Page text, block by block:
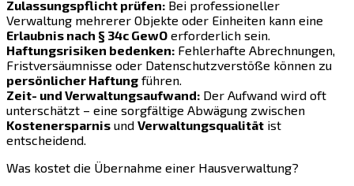
Zulassungspflicht prüfen: Bei professioneller
Verwaltung mehrerer Objekte oder Einheiten kann eine
Erlaubnis nach § 34c GewO erforderlich sein.
Haftungsrisiken bedenken: Fehlerhafte Abrechnungen,
Fristversäumnisse oder Datenschutzverstöße können zu
persönlicher Haftung führen.
Zeit- und Verwaltungsaufwand: Der Aufwand wird oft
unterschätzt – eine sorgfältige Abwägung zwischen
Kostenersparnis und Verwaltungsqualität ist
entscheidend.
Was kostet die Übernahme einer Hausverwaltung?